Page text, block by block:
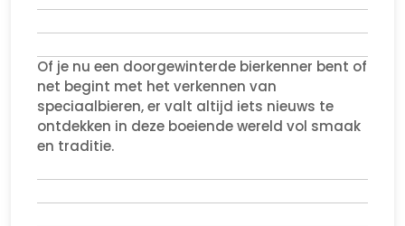
Of je nu een doorgewinterde bierkenner bent of
net begint met het verkennen van
speciaalbieren, er valt altijd iets nieuws te
ontdekken in deze boeiende wereld vol smaak
en traditie.